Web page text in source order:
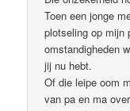
Toen een jonge
plotseling op mijn
omstandigheden
jij nu hebt.
Of die leipe oom
van pa en ma